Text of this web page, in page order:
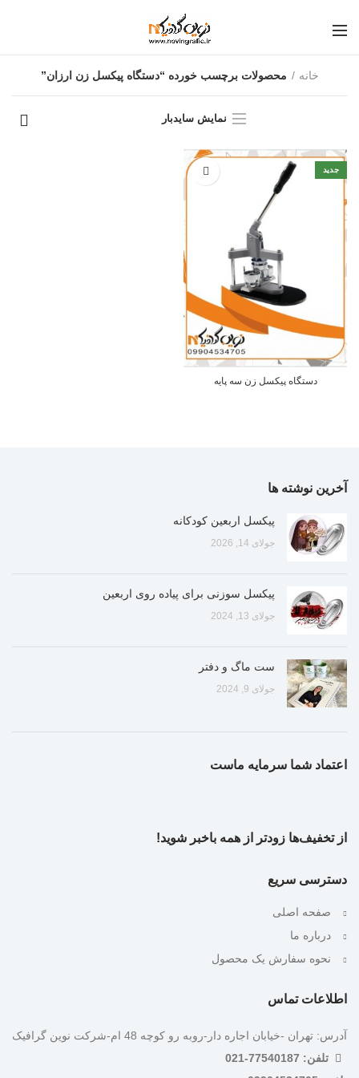
خانه محصولات برچسب خورده “دستگاه پیکسل زن ارزان”
نمایش سایدبار
جدید
دستگاه پیکسل زن سه پایه
آخرین نوشته ها
پیکسل اربعین کودکانه
جولای 14, 2026
پیکسل سوزنی برای پیاده روی اربعین
جولای 13, 2024
ست ماگ و دفتر
جولای 9, 2024
اعتماد شما سرمایه ماست
از تخفیف‌ها زودتر از همه باخبر شوید!
دسترسی سریع
صفحه اصلی
درباره ما
نحوه سفارش یک محصول
اطلاعات تماس
آدرس: تهران -خیابان اجاره دار-روبه رو کوچه 48 ام-شرکت نوین گرافیک
تلفن: 77540187-021